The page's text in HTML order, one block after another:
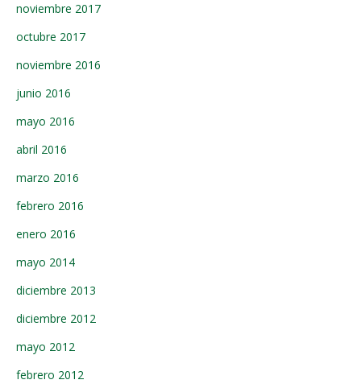
noviembre 2017
octubre 2017
noviembre 2016
junio 2016
mayo 2016
abril 2016
marzo 2016
febrero 2016
enero 2016
mayo 2014
diciembre 2013
diciembre 2012
mayo 2012
febrero 2012